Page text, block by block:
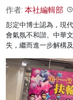
作者: 本社編輯部
彭定中博士認為，現
會氣氛不和諧。中華
失，繼而進一步解構